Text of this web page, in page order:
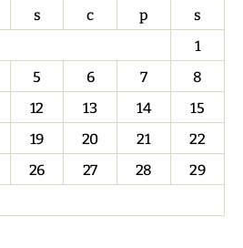
s c p
s
1
5 6 7
8
12 13 14
15
19 20 21
22
26 27 28
29